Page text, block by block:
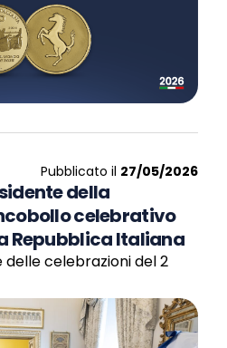
Pubblicato il 27/05/2026
della
celebrativo
Repubblica Italiana
delle celebrazioni del 2